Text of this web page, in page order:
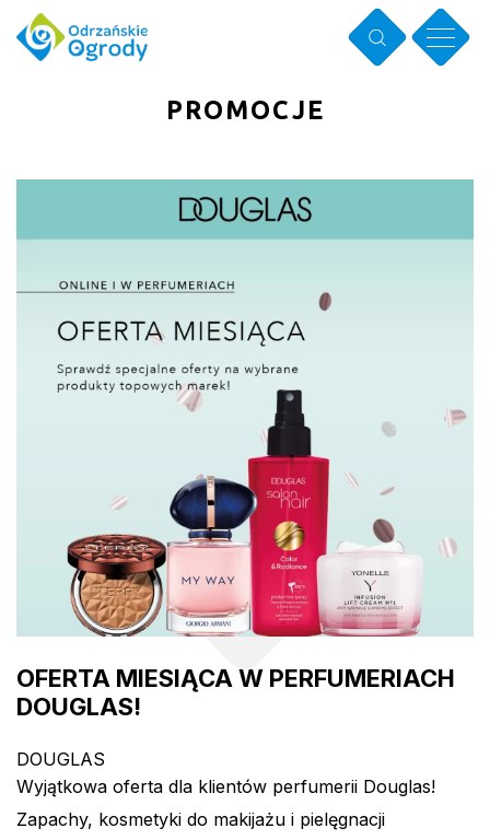
PROMOCJE
OFERTA MIESIĄCA W PERFUMERIACH
DOUGLAS!
DOUGLAS
Wyjątkowa oferta dla klientów perfumerii Douglas!
Zapachy, kosmetyki do makijażu i pielęgnacji